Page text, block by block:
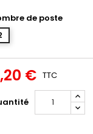
de poste
€ TTC